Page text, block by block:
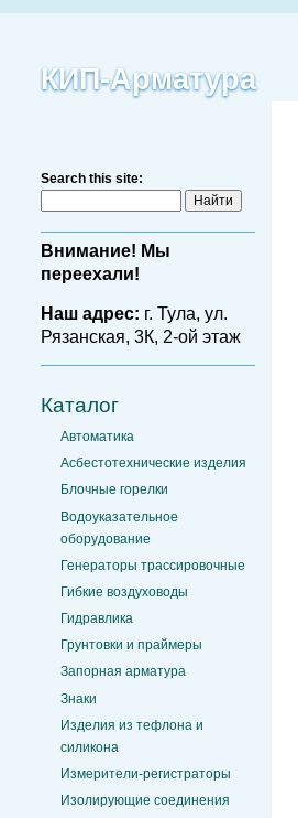
КИП-Арматура
Search this site:
Внимание! Мы
переехали!
Наш адрес: г. Тула, ул.
Рязанская, 3К, 2-ой этаж
Каталог
Автоматика
Асбестотехнические изделия
Блочные горелки
Водоуказательное
оборудование
Генераторы трассировочные
Гибкие воздуховоды
Гидравлика
Грунтовки и праймеры
Запорная арматура
Знаки
Изделия из тефлона и
силикона
Измерители-регистраторы
Изолирующие соединения